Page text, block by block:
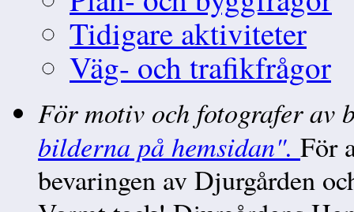
Tidigare aktiviteter
Väg- och trafikfrågor
För motiv och fotografer av
bilderna på hemsidan". För
bevaringen av Djurgården